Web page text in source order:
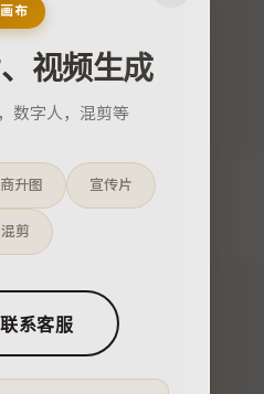
联系客服
支持
布
视频生成
数字人，混剪等
升图 宣传片
剪
联系客服